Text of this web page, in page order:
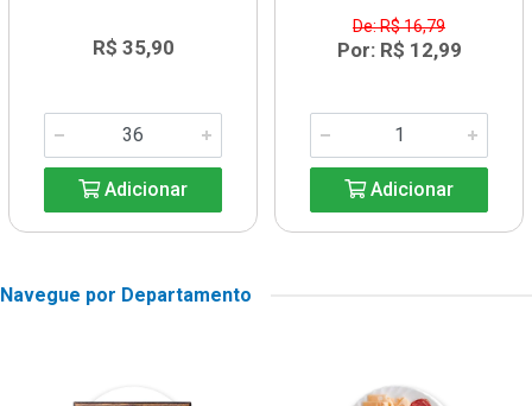
R$ 35,90
Adicionar
De: R$ 16,79
Por: R$ 12,99
Adicionar
Navegue por Departamento